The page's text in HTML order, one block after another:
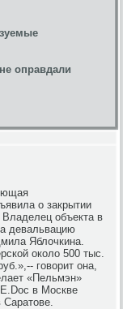
оправдали
о закрытии
объекта в
девальвацию
Яблочкина.
около 500 тыс.
говорит она,
«Пельмэн»
в Москве